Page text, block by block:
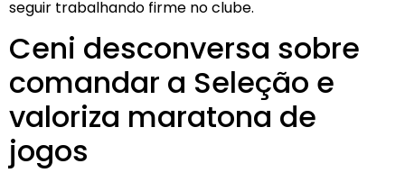
seguir trabalhando firme no clube.
Ceni desconversa sobre
comandar a Seleção e
valoriza maratona de
jogos